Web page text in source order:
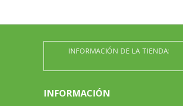
INFORMACIÓN DE LA TIENDA:
INFORMACIÓN